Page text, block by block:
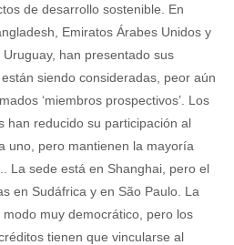
de desarrollo sostenible. En
Emiratos Árabes Unidos y
han presentado sus
siendo consideradas, peor aún
‘miembros prospectivos’. Los
han reducido su participación al
uno, pero mantienen la mayoría
La sede está en Shanghai, pero el
en Sudáfrica y en São Paulo. La
muy democrático, pero los
tienen que vincularse al